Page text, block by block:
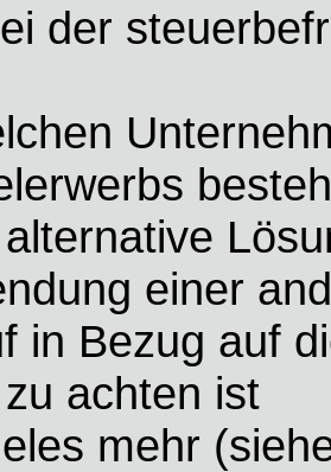
der
einer
in Bezug auf
zu achten ist
mehr